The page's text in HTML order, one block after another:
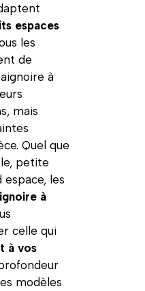
espaces
les
de
à
mais
Quel que
petite
espace, les
à
celle qui
à vos
modèles